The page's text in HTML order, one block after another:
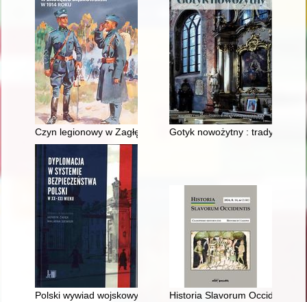
Czyn legionowy w Zagłębiu Dąbrowskim w 1914 roku
Gotyk nowożytny : tradycja
Polski wywiad wojskowy w Szwajcarii w okresie II wojny
Historia Slavorum Occidentis :